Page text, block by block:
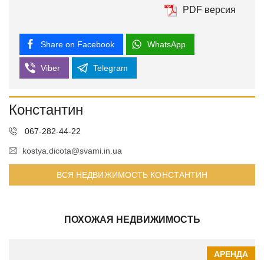
PDF версия
Share on Facebook WhatsApp
Viber Telegram
Константин
067-282-44-22
kostya.dicota@svami.in.ua
ВСЯ НЕДВИЖИМОСТЬ КОНСТАНТИН
ПОХОЖАЯ НЕДВИЖИМОСТЬ
АРЕНДА